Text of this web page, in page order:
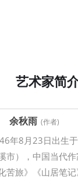
艺术家简
余秋雨 (作者)
年8月23日出生
市），中国当代作
苦旅》《山居笔